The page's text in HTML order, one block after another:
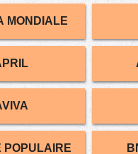
MONDIALE
POPULAIRE